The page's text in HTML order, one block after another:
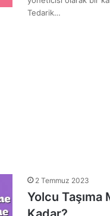
Tedarik…
2 Temmuz 2023
Yolcu Taşıma